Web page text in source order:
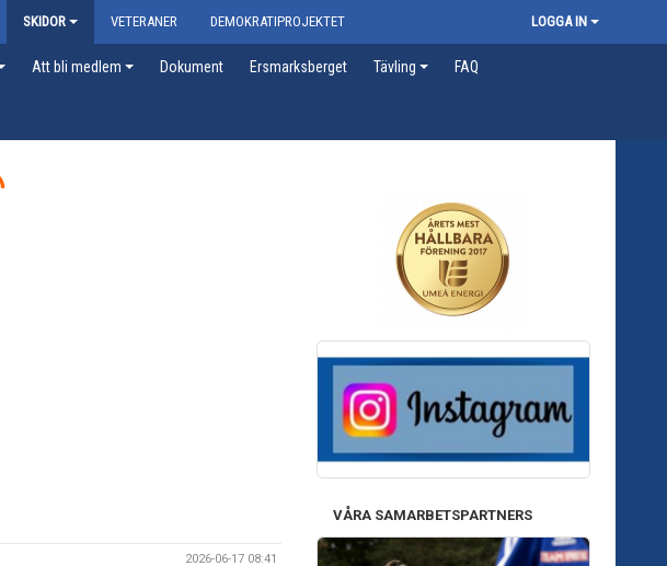
SKIDOR VETERANER DEMOKRATIPROJEKTET LOGGA IN
Att bli medlem Dokument Ersmarksberget Tävling FAQ
2026-06-17 08:41
VÅRA SAMARBETSPARTNERS